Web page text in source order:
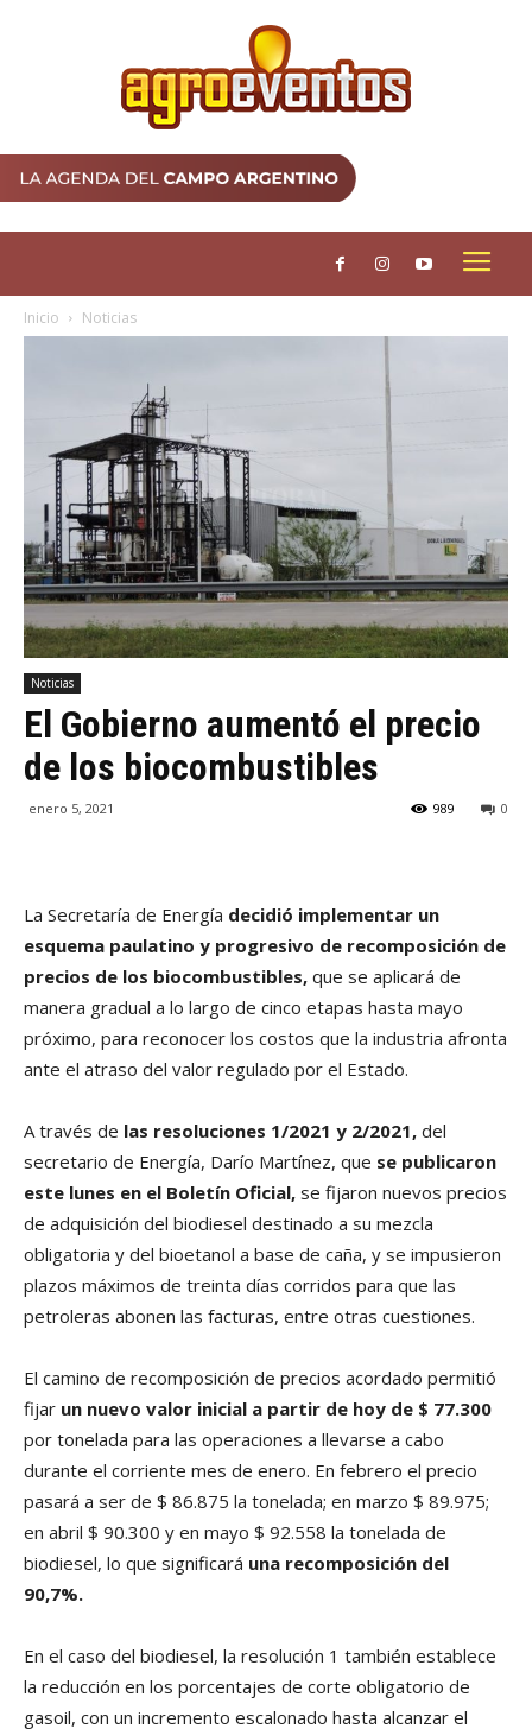
Inicio Noticias
Noticias
El Gobierno aumentó el precio
de los biocombustibles
enero 5, 2021 0
989
La Secretaría de Energía decidió implementar un
esquema paulatino y progresivo de recomposición de
precios de los biocombustibles, que se aplicará de
manera gradual a lo largo de cinco etapas hasta mayo
próximo, para reconocer los costos que la industria afronta
ante el atraso del valor regulado por el Estado.
A través de las resoluciones 1/2021 y 2/2021, del
secretario de Energía, Darío Martínez, que se publicaron
este lunes en el Boletín Oficial, se fijaron nuevos precios
de adquisición del biodiesel destinado a su mezcla
obligatoria y del bioetanol a base de caña, y se impusieron
plazos máximos de treinta días corridos para que las
petroleras abonen las facturas, entre otras cuestiones.
El camino de recomposición de precios acordado permitió
fijar un nuevo valor inicial a partir de hoy de $ 77.300
por tonelada para las operaciones a llevarse a cabo
durante el corriente mes de enero. En febrero el precio
pasará a ser de $ 86.875 la tonelada; en marzo $ 89.975;
en abril $ 90.300 y en mayo $ 92.558 la tonelada de
biodiesel, lo que significará una recomposición del
90,7%.
En el caso del biodiesel, la resolución 1 también establece
la reducción en los porcentajes de corte obligatorio de
gasoil, con un incremento escalonado hasta alcanzar el